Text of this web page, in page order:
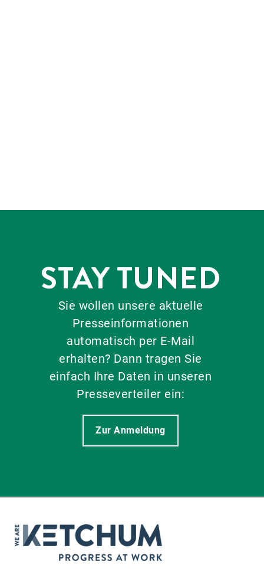
STAY TUNED
Sie wollen unsere aktuelle
Presseinformationen
automatisch per E-Mail
erhalten? Dann tragen Sie
einfach Ihre Daten in unseren
Presseverteiler ein:
Zur Anmeldung